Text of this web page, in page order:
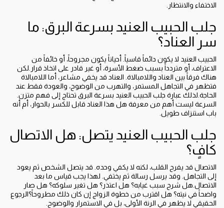
الاختفاء والانتظار.
جلب الحبيب العنيد بسرعة البرق: ما
سر العناد؟
الحبيب العنيد لا يكون دائماً قاسياً. أحياناً يكون مجروحاً، أو خائفاً من
الاعتراف، أو متردداً بسبب ضغط الأسرة، أو غير قادر على اتخاذ قرار.لكن
هناك فرقاً بين العناد واللامبالاة. العناد قد يخفي مشاعر، أما اللامبالاة
فتظهر في التجاهل المستمر، والتهرب من الوضوح، والعودة فقط عند
الحاجة.لذلك عبارة جلب الحبيب العنيد بسرعة البرق تحتاج إلى فهم متزن.
السرعة ليست أهم من معرفة هل هذا العناد قابل للكسر بالحوار، أم أنه
باب استنزاف طويل.
جلب الحبيب العنيد يتصل: هل الاتصال
كافٍ؟
الاتصال قد يفرح القلب، لكنه لا يكفي وحده. قد يتصل الشخص ثم يعود
إلى التجاهل. وقد يرسل رسالة ثم يختفي. لهذا يجب قياس ما بعد
الاتصال.هل شرح سبب غيابه؟ هل اعتذر؟ هل تغير سلوكه؟ هل صار
واضحاً في نيته؟ هل اقترب من خطوة الزواج إن كان ذلك مطروحاً؟الرجوع
الحقيقي لا يظهر في الرنة الأولى، بل في الاستمرار والوضوح.